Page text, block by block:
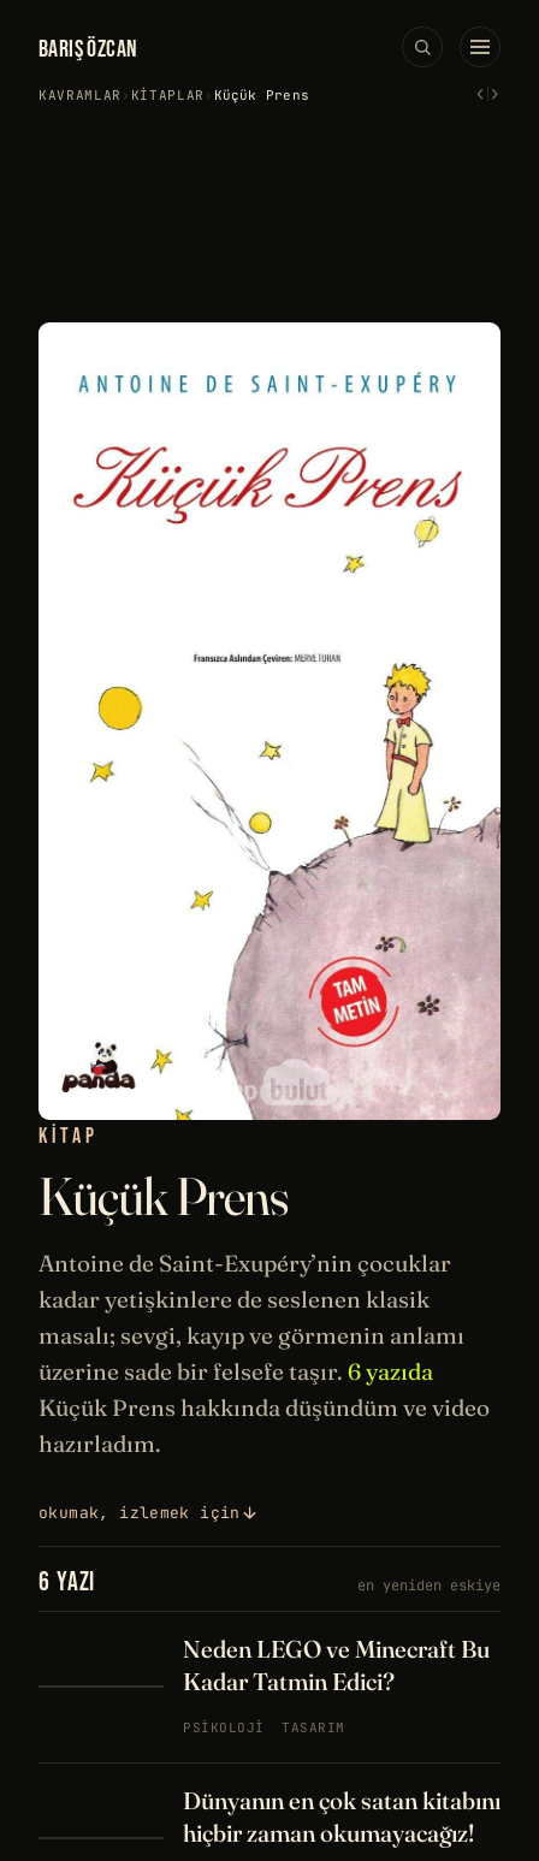
BARIŞ ÖZCAN
KAVRAMLAR › KITAPLAR › Küçük Prens ‹›
KITAP
Küçük Prens
Antoine de Saint-Exupéry’nin çocuklar
kadar yetişkinlere de seslenen klasik
masalı; sevgi, kayıp ve görmenin anlamı
üzerine sade bir felsefe taşır. 6 yazıda
Küçük Prens hakkında düşündüm ve video
hazırladım.
okumak, izlemek için
6 YAZI en yeniden eskiye
Neden LEGO ve Minecraft Bu
Kadar Tatmin Edici?
PSIKOLOJI TASARIM
Dünyanın en çok satan kitabını
hiçbir zaman okumayacağız!